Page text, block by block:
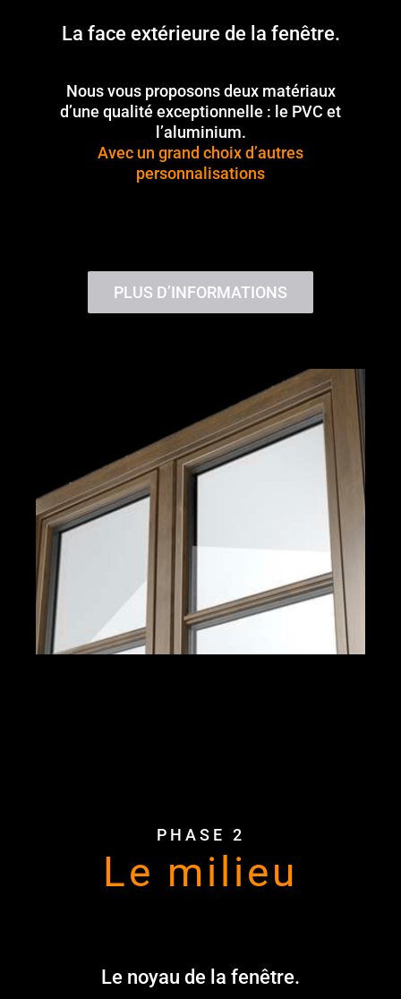
La face extérieure de la fenêtre.
Nous vous proposons deux matériaux
d’une qualité exceptionnelle : le PVC et
l’aluminium.
Avec un grand choix d’autres
personnalisations
PLUS D’INFORMATIONS
PHASE 2
Le milieu
Le noyau de la fenêtre.